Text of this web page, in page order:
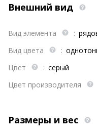
Внешний вид
Вид элемента :
Вид цвета
:
Цвет
: серый
Цвет производителя
Размеры и вес